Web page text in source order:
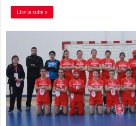
Lire la suite »